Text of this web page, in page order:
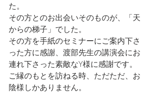
た。
その方とのお出会いそのものが、「天
からの梯子」でした。
その方を手紙のセミナーにご案内下さ
った方に感謝、渡部先生の講演会にお
連れ下さった素敵なY様に感謝です。
ご縁のもとを訪ねる時、ただただ、お
陰様しかありません。